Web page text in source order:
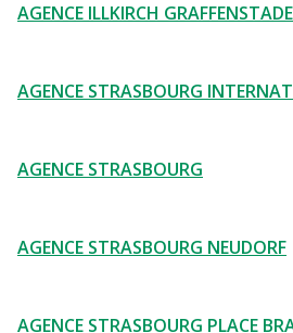
AGENCE ILLKIRCH
AGENCE STRASBOURG
AGENCE STRASBOURG
AGENCE STRASBOURG NEUDORF
AGENCE STRASBOURG PLACE